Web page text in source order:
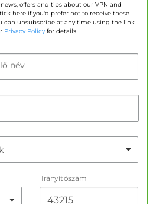
offers and tips about our VPN and
here if you'd prefer not to receive these
can unsubscribe at any time using the link
Privacy Policy for details.
név
Irányítószám